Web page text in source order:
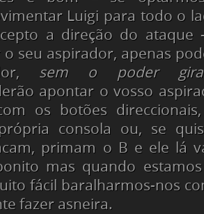
Luigi para todo o
a direção do ataque
o seu aspirador, apenas
sem o poder
apontar o vosso
os botões
consola ou, se
primam o B e ele lá
mas quando
fácil baralharmos-nos
fazer asneira.